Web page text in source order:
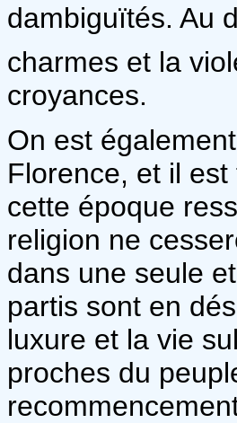
dambiguïtés.
charmes et la
croyances.
On est
Florence, et il
cette époque
religion ne
dans une seule
partis sont en
luxure et la vie
proches du